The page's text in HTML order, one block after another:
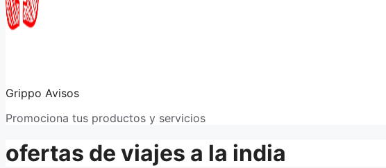
Grippo Avisos
Promociona tus productos y servicios
ofertas de viajes a la india